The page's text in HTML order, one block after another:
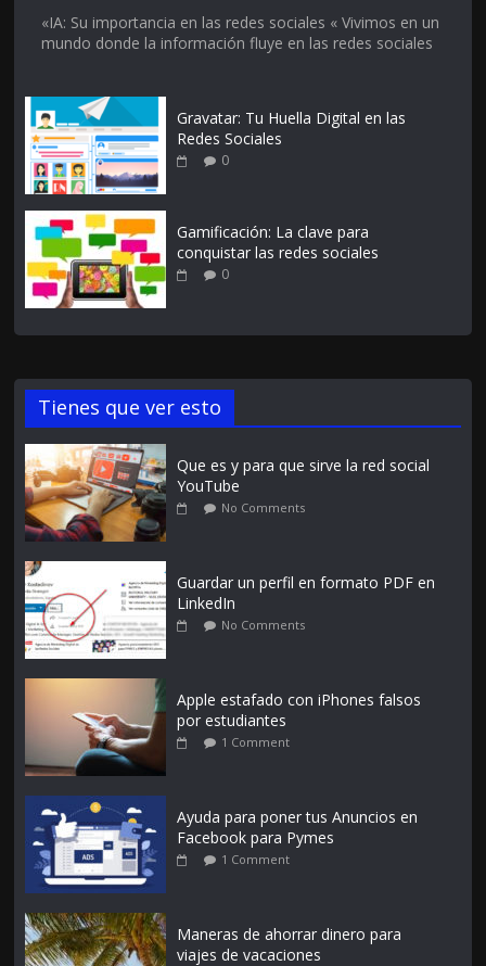
«IA: Su importancia en las redes sociales « Vivimos en un
mundo donde la información fluye en las redes sociales
Gravatar: Tu Huella Digital en las
Redes Sociales
0
Gamificación: La clave para
conquistar las redes sociales
0
Tienes que ver esto
Que es y para que sirve la red social
YouTube
No Comments
Guardar un perfil en formato PDF en
LinkedIn
No Comments
Apple estafado con iPhones falsos
por estudiantes
1 Comment
Ayuda para poner tus Anuncios en
Facebook para Pymes
1 Comment
Maneras de ahorrar dinero para
viajes de vacaciones